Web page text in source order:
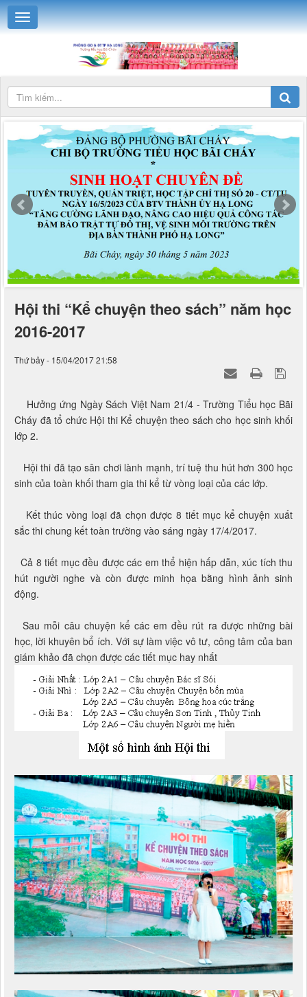
Hội thi “Kể chuyện theo sách” năm học
2016-2017
Thứ bảy - 15/04/2017 21:58
Hưởng ứng Ngày Sách Việt Nam 21/4 - Trường Tiểu học Bãi
Cháy đã tổ chức Hội thi Kể chuyện theo sách cho học sinh khối
lớp 2.
Hội thi đã tạo sân chơi lành mạnh, trí tuệ thu hút hơn 300 học
sinh của toàn khối tham gia thi kể từ vòng loại của các lớp.
Kết thúc vòng loại đã chọn được 8 tiết mục kể chuyện xuất
sắc thi chung kết toàn trường vào sáng ngày 17/4/2017.
Cả 8 tiết mục đều được các em thể hiện hấp dẫn, xúc tích thu
hút người nghe và còn được minh họa bằng hình ảnh sinh
động.
Sau mỗi câu chuyện kể các em đều rút ra được những bài
học, lời khuyên bổ ích. Với sự làm việc vô tư, công tâm của ban
giám khảo đã chọn được các tiết mục hay nhất